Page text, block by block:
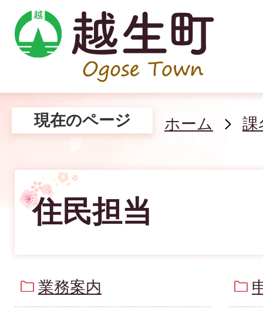
現在のページ ホーム 課
住民担当
業務案内